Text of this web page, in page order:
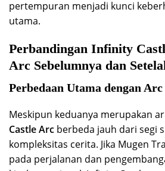
pertempuran menjadi kunci
utama.
Perbandingan Infinity
Arc Sebelumnya dan
Perbedaan Utama dengan
Meskipun keduanya merupakan
Castle Arc berbeda jauh dari segi
kompleksitas cerita. Jika Mugen
pada perjalanan dan